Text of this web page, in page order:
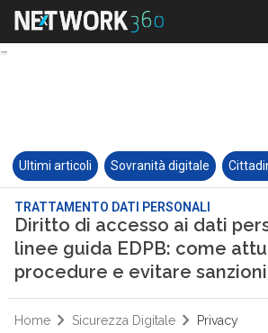
Ultimi articoli Sovranità digitale
TRATTAMENTO DATI PERSONALI
Diritto di accesso ai dati
linee guida EDPB: come
procedure e evitare sanzioni
Home Sicurezza Digitale Privacy